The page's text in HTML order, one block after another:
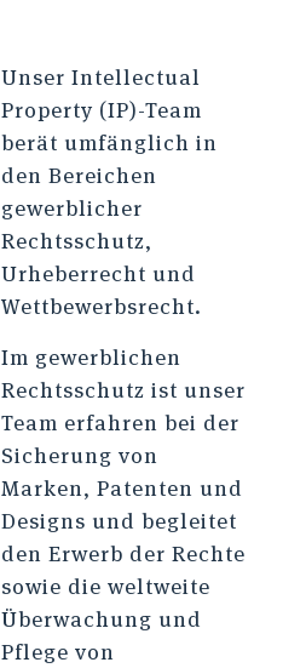
Unser Intellectual
Property (IP)-Team
berät umfänglich in
den Bereichen
gewerblicher
Rechtsschutz,
Urheberrecht und
Wettbewerbsrecht.
Im gewerblichen
Rechtsschutz ist unser
Team erfahren bei der
Sicherung von
Marken, Patenten und
Designs und begleitet
den Erwerb der Rechte
sowie die weltweite
Überwachung und
Pflege von